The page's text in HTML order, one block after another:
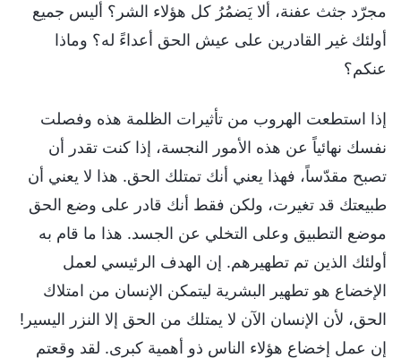
مجرّد جثث عفنة، ألا يَضمُرُ كل هؤلاء الشر؟ أليس جميع
أولئك غير القادرين على عيش الحق أعداءً له؟ وماذا
عنكم؟
إذا استطعت الهروب من تأثيرات الظلمة هذه وفصلت
نفسك نهائياً عن هذه الأمور النجسة، إذا كنت تقدر أن
تصبح مقدّساً، فهذا يعني أنك تمتلك الحق. هذا لا يعني أن
طبيعتك قد تغيرت، ولكن فقط أنك قادر على وضع الحق
موضع التطبيق وعلى التخلي عن الجسد. هذا ما قام به
أولئك الذين تم تطهيرهم. إن الهدف الرئيسي لعمل
الإخضاع هو تطهير البشرية ليتمكن الإنسان من امتلاك
الحق، لأن الإنسان الآن لا يمتلك من الحق إلا النزر اليسير!
إن عمل إخضاع هؤلاء الناس ذو أهمية كبرى. لقد وقعتم